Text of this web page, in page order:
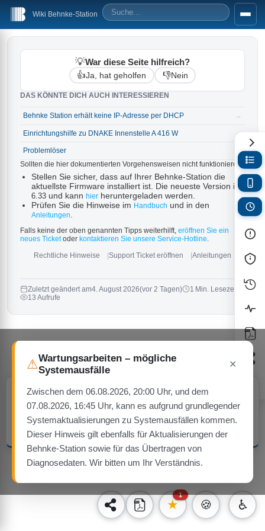
♿
🍪
Cookie-Hinweis
Diese Website verwendet ausschließlich technisch notwendige Cookies
— keine Tracking- oder Werbe-Cookies.
Verstanden Mehr erfahren
★
1
Wiki Behnke-Station
💡War diese Seite hilfreich?
👍Ja, hat geholfen 👎Nein
DAS KÖNNTE DICH AUCH INTERESSIEREN
Behnke Station erhält keine IP-Adresse per DHCP →
Einrichtungshilfe zu DNAKE Innenstelle A 416 W →
Problemlöser
→
Sollten die hier dokumentierten Vorgehensweisen nicht funktionieren:
Stellen Sie sicher, dass auf Ihrer Behnke-Station die
aktuellste Firmware installiert ist. Die neueste Version ist
6.33 und kannhier heruntergeladen werden.
Prüfen Sie die Hinweise im Handbuch und in den
Anleitungen
Falls keine der oben genannten Tipps weiterhilft,eröffnen Sie ein
neues Ticketoder kontaktieren Sie unsere Service-Hotline.
Rechtliche Hinweise Support Ticket eröffnen Anleitungen
Zuletzt geändert am4. August 2026(vor 2 Tagen)
1 Min. Lesezeit
13 Aufrufe
⚠Wartungsarbeiten – mögliche
Systemausfälle
✕
Zwischen dem 06.08.2026, 20:00 Uhr, und dem
07.08.2026, 16:45 Uhr, kann es aufgrund grundlegender
Systemaktualisierungen zu Systemausfällen kommen.
Dieser Hinweis gilt ebenfalls für Aktualisierungen der
Behnke-Station sowie für das Übertragen von
Diagnosedaten. Wir bitten um Ihr Verständnis.